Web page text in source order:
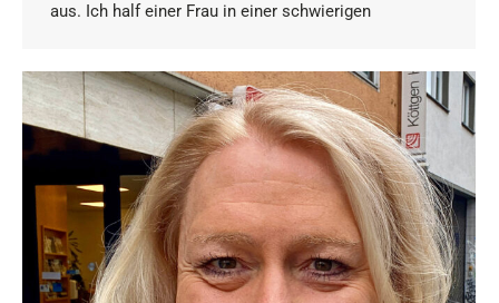
aus. Ich half einer Frau in einer schwierigen